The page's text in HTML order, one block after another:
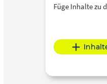
Füge Inhalte zu